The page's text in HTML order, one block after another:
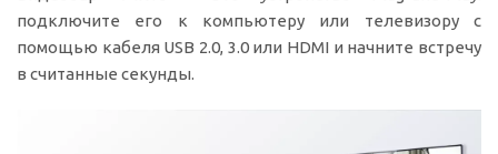
подключите его к компьютеру или телевизору с
помощью кабеля USB 2.0, 3.0 или HDMI и начните встречу
в считанные секунды.